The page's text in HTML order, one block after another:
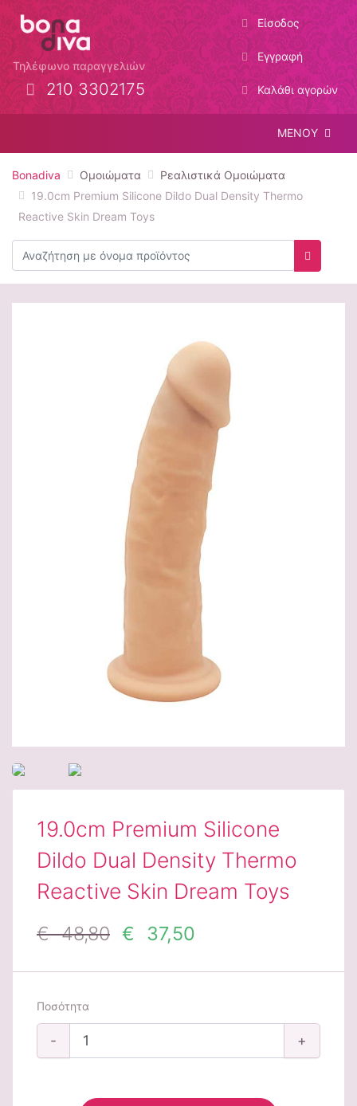
Τηλέφωνο παραγγελιών
210 3302175
Είσοδος
Εγγραφή
Καλάθι αγορών
ΜΕΝΟΥ
Bonadiva Ομοιώματα
Ρεαλιστικά Ομοιώματα
19.0cm Premium Silicone Dildo Dual Density Thermo
Reactive Skin Dream Toys
Αναζήτηση
19.0cm Premium Silicone
Dildo Dual Density Thermo
Reactive Skin Dream Toys
€ 48,80 € 37,50
Ποσότητα
- +